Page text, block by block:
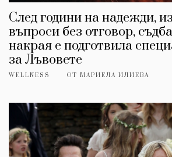
След години на надежди,
въпроси без отговор,
накрая е подготвила
за Лъвовете
WELLNESS ОТ МАРИЕЛА ИЛИЕВА